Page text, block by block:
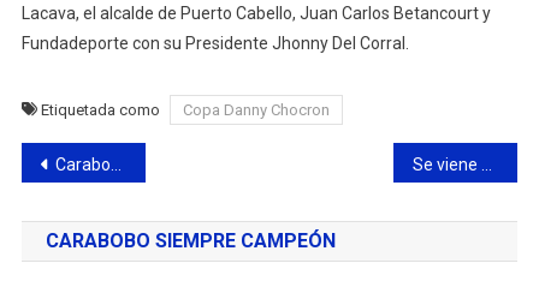
Lacava, el alcalde de Puerto Cabello, Juan Carlos Betancourt y
Fundadeporte con su Presidente Jhonny Del Corral.
Etiquetada como Copa Danny Chocron
Navegación
de
entradas
Carabobo campeón en el Estadal de Fútbol Sala realizado en Aragua
CARABOBO SIEMPRE CAMPEÓN